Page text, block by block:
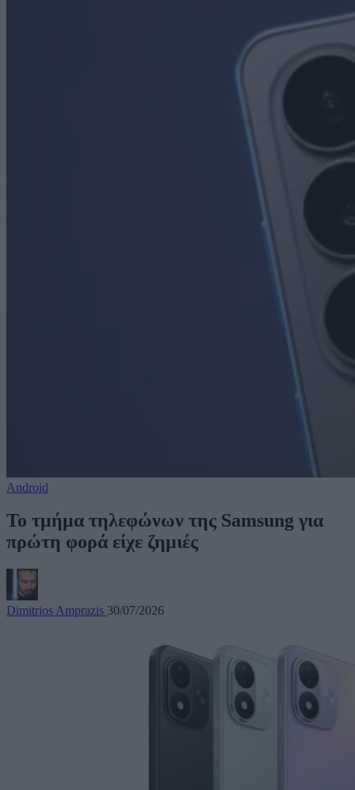
Android
Το τμήμα τηλεφώνων της Samsung για
πρώτη φορά είχε ζημιές
Dimitrios Amprazis 30/07/2026